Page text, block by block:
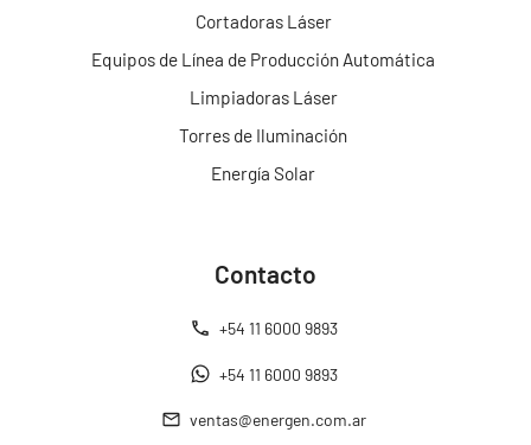
Cortadoras Láser
Equipos de Línea de Producción Automática
Limpiadoras Láser
Torres de Iluminación
Energía Solar
Contacto
+54 11 6000 9893
+54 11 6000 9893
ventas@energen.com.ar